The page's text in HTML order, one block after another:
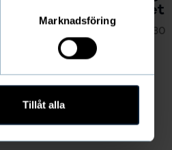
Marknadsföring
Tillåt alla
hjärtat i föreningslivet
2020-04-30